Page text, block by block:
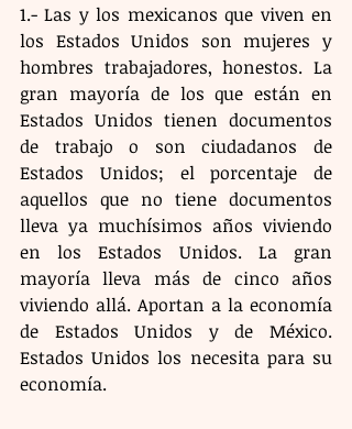
1.- Las y los mexicanos que viven en
los Estados Unidos son mujeres y
hombres trabajadores, honestos. La
gran mayoría de los que están en
Estados Unidos tienen documentos
de trabajo o son ciudadanos de
Estados Unidos; el porcentaje de
aquellos que no tiene documentos
lleva ya muchísimos años viviendo
en los Estados Unidos. La gran
mayoría lleva más de cinco años
viviendo allá. Aportan a la economía
de Estados Unidos y de México.
Estados Unidos los necesita para su
economía.